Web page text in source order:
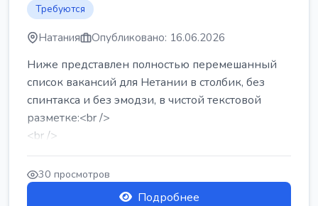
Требуются
Натания Опубликовано: 16.06.2026
Ниже представлен полностью перемешанный
список вакансий для Нетании в столбик, без
спинтакса и без эмодзи, в чистой текстовой
разметке:<br />
<br />
Работа в Нетании на мебельном производстве:
требу...
30 просмотров
Подробнее